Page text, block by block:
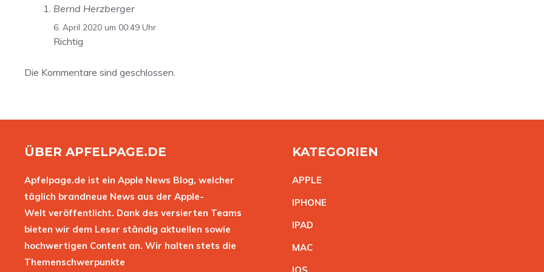
Bernd Herzberger
6. April 2020 um 00:49 Uhr
Richtig
Die Kommentare sind geschlossen.
ÜBER APFELPAGE.DE
Apfelpage.de ist ein Apple News Blog, welcher
täglich brandneue News aus der Apple-
Welt veröffentlicht. Dank des versierten Teams
bieten wir dem Leser ständig aktuellen sowie
hochwertigen Content an. Wir halten stets die
Themenschwerpunkte
KATEGORIEN
APPLE
IPHONE
IPAD
MAC